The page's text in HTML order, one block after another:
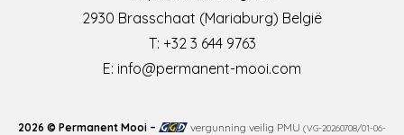
2930 Brasschaat (Mariaburg) België
T: +32 3 644 9763
E: info@permanent-mooi.com
2026 © Permanent Mooi – vergunning veilig PMU(VG-20260708/01-06-